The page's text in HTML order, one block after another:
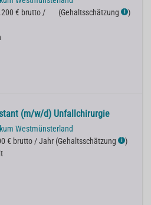
€ brutto /
(Gehaltsschätzung ℹ )
(m/w/d) Unfallchirurgie
Westmünsterland
€ brutto / Jahr (Gehaltsschätzung ℹ )